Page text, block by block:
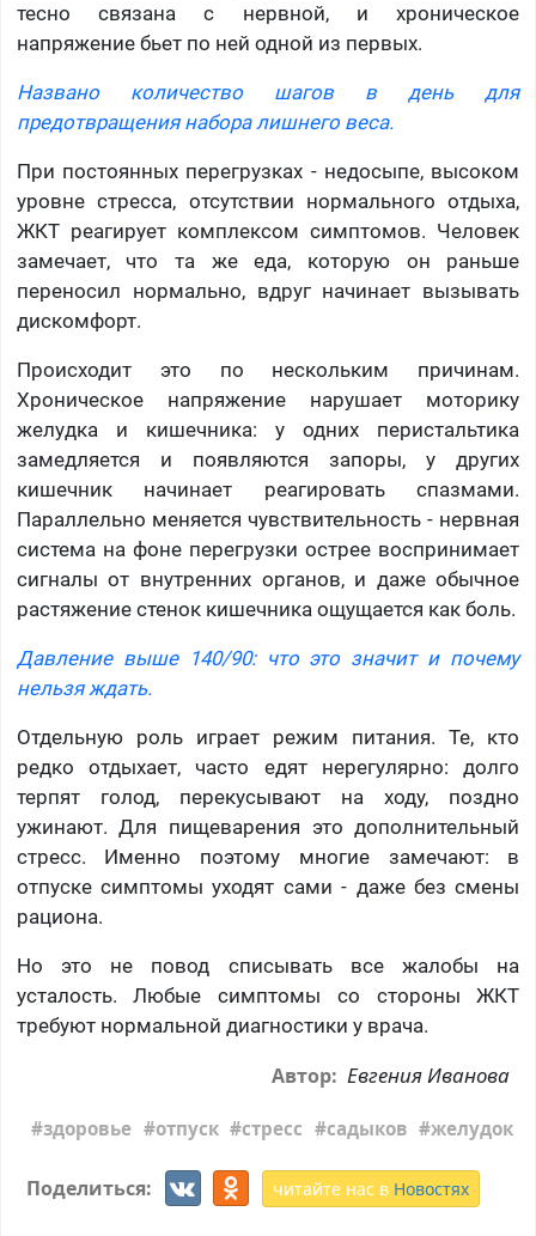
тесно связана с нервной, и хроническое
напряжение бьет по ней одной из первых.
Названо количество шагов в день для
предотвращения набора лишнего веса.
При постоянных перегрузках - недосыпе, высоком
уровне стресса, отсутствии нормального отдыха,
ЖКТ реагирует комплексом симптомов. Человек
замечает, что та же еда, которую он раньше
переносил нормально, вдруг начинает вызывать
дискомфорт.
Происходит это по нескольким причинам.
Хроническое напряжение нарушает моторику
желудка и кишечника: у одних перистальтика
замедляется и появляются запоры, у других
кишечник начинает реагировать спазмами.
Параллельно меняется чувствительность - нервная
система на фоне перегрузки острее воспринимает
сигналы от внутренних органов, и даже обычное
растяжение стенок кишечника ощущается как боль.
Давление выше 140/90: что это значит и почему
нельзя ждать.
Отдельную роль играет режим питания. Те, кто
редко отдыхает, часто едят нерегулярно: долго
терпят голод, перекусывают на ходу, поздно
ужинают. Для пищеварения это дополнительный
стресс. Именно поэтому многие замечают: в
отпуске симптомы уходят сами - даже без смены
рациона.
Но это не повод списывать все жалобы на
усталость. Любые симптомы со стороны ЖКТ
требуют нормальной диагностики у врача.
Автор: Евгения Иванова
здоровье отпуск стресс садыков желудок
Поделиться: читайте нас в Новостях